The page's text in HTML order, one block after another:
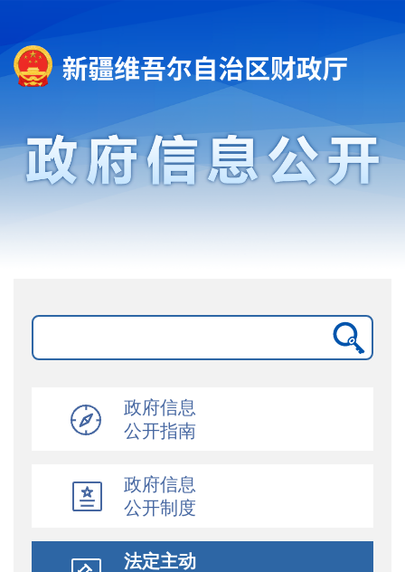
政府信息
公开指南
政府信息
公开制度
法定主动